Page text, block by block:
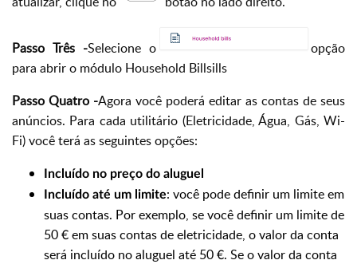
Passo Três -Selecione o
opção
para abrir o módulo Household Billsills
Passo Quatro -Agora você poderá editar as contas de seus
anúncios. Para cada utilitário (Eletricidade, Água, Gás, Wi-
Fi) você terá as seguintes opções:
Incluído no preço do aluguel
Incluído até um limite: você pode definir um limite em
suas contas. Por exemplo, se você definir um limite de
50 € em suas contas de eletricidade, o valor da conta
será incluído no aluguel até 50 €. Se o valor da conta